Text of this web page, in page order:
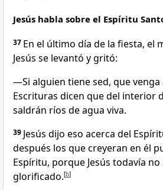
Jesús habla sobre el Espíritu
37 En el último día de la fiesta, el
Jesús se levantó y gritó:
—Si alguien tiene sed, que venga
Escrituras dicen que del interior
saldrán ríos de agua viva.
39 Jesús dijo eso acerca del
después los que creyeran en él
Espíritu, porque Jesús todavía
glorificado.[b]